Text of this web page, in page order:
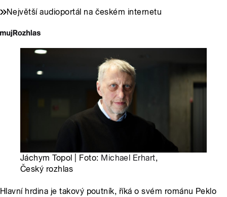
Největší audioportál na českém internetu
Jáchym Topol | Foto: Michael Erhart,
Český rozhlas
Hlavní hrdina je takový poutník, říká o svém románu Peklo